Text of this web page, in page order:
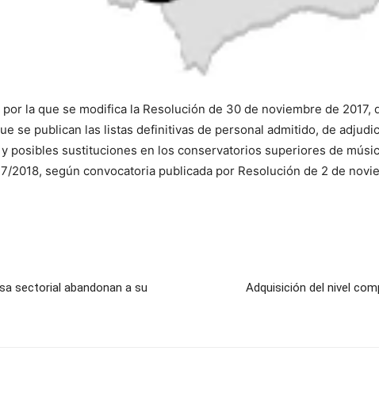
la que se modifica la Resolución de 30 de noviembre de
se publican las listas definitivas de personal admitido, de
posibles sustituciones en los conservatorios superiores de
2018, según convocatoria publicada por Resolución de 2 de
sectorial abandonan a su
Adquisición del nivel